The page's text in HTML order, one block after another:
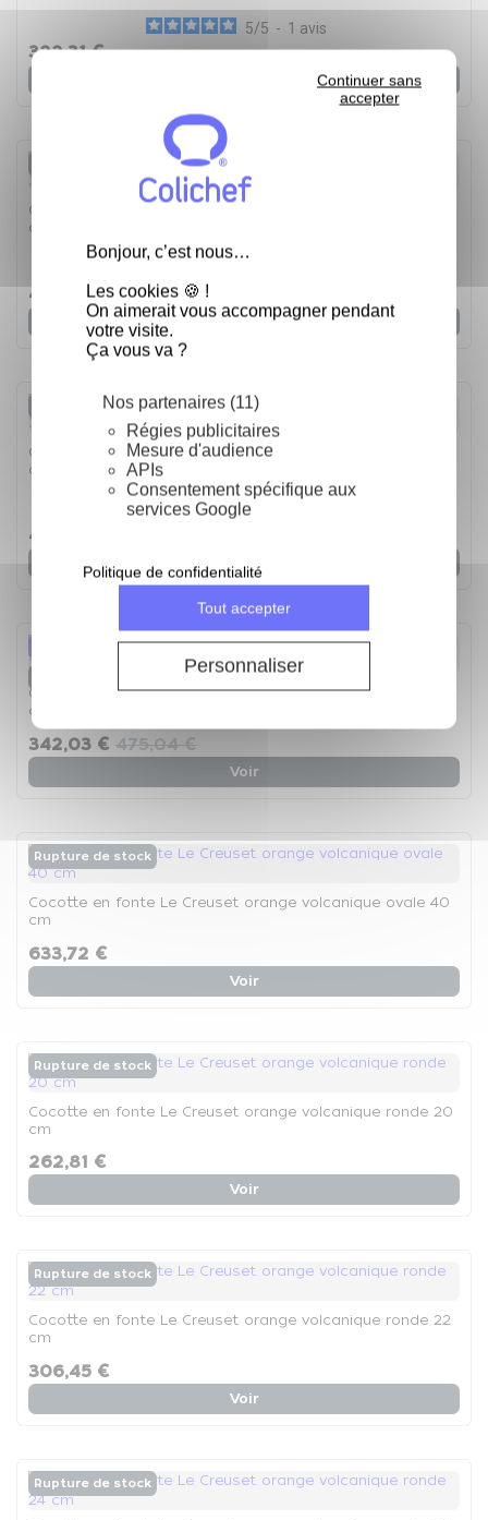
Bonjour, c’est nous…
Les cookies 🍪 !
On aimerait vous accompagner pendant
votre visite.
Ça vous va ?
Nos partenaires (11)
Régies publicitaires
Mesure d'audience
APIs
Consentement spécifique aux
services Google
Tout accepter
Continuer sans
accepter
Personnaliser
Politique de confidentialité
5/5 - 1 avis
322,31 €
Cocotte en fonte Le Creuset orange volcanique ovale 31
cm
421,49 €
Voir
Rupture de stock
Cocotte en fonte Le Creuset orange volcanique ovale 33
cm
5
451,24 €
Voir
Cocotte en fonte Le Creuset orange volcanique ovale 35
cm - La Cocotte
342,03 € 475,04 €
Voir
Rupture de stock
Cocotte en fonte Le Creuset orange volcanique ovale 40
cm
633,72 €
Voir
Rupture de stock
Cocotte en fonte Le Creuset orange volcanique ronde 20
cm
262,81 €
Voir
Rupture de stock
Cocotte en fonte Le Creuset orange volcanique ronde 22
cm
306,45 €
Voir
Rupture de stock